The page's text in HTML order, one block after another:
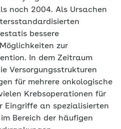
noch 2004. Als Ursachen
bessere
zur
In dem Zeitraum
Versorgungsstrukturen
für mehrere onkologische
Krebsoperationen für
Eingriffe an spezialisierten
Bereich der häufigen